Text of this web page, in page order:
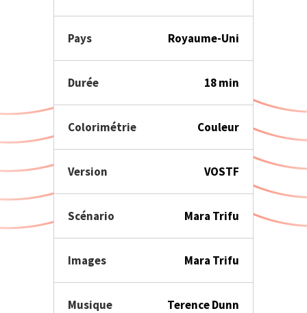
Pays Royaume-Uni
Durée 18 min
Colorimétrie Couleur
Version VOSTF
Scénario Mara Trifu
Images Mara Trifu
Musique Terence Dunn